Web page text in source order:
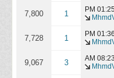
01:25 PM
1
7,800
01:36 PM
1
7,728
08:23 AM
3
9,067